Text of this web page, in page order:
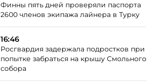
Финны пять дней проверяли паспорта
2600 членов экипажа лайнера в Турку
16:46
Росгвардия задержала подростков при
попытке забраться на крышу Смольного
собора